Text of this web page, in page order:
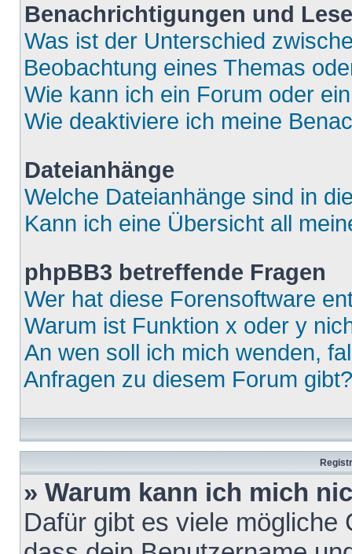
Benachrichtigungen und
Was ist der Unterschied
Beobachtung eines Themas
Wie kann ich ein Forum oder
Wie deaktiviere ich meine
Dateianhänge
Welche Dateianhänge sind in
Kann ich eine Übersicht all
phpBB3 betreffende Fragen
Wer hat diese Forensoftware
Warum ist Funktion x oder y
An wen soll ich mich wenden,
Anfragen zu diesem Forum gibt?
» Warum kann ich mich
Dafür gibt es viele